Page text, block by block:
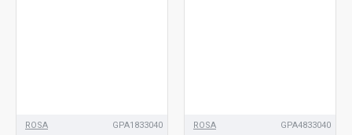
ROSA GPA1833040 ROSA GPA4833040